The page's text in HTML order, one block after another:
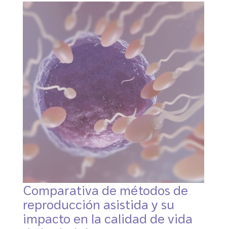
Comparativa de métodos de
reproducción asistida y su
impacto en la calidad de vida